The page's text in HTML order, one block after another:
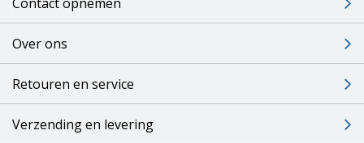
Over ons
Retouren en service
Verzending en levering